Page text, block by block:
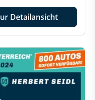
Detailansicht